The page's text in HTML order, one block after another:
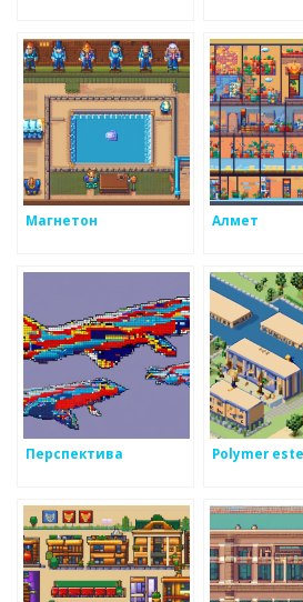
Магнетон Алмет
Перспектива Polymer